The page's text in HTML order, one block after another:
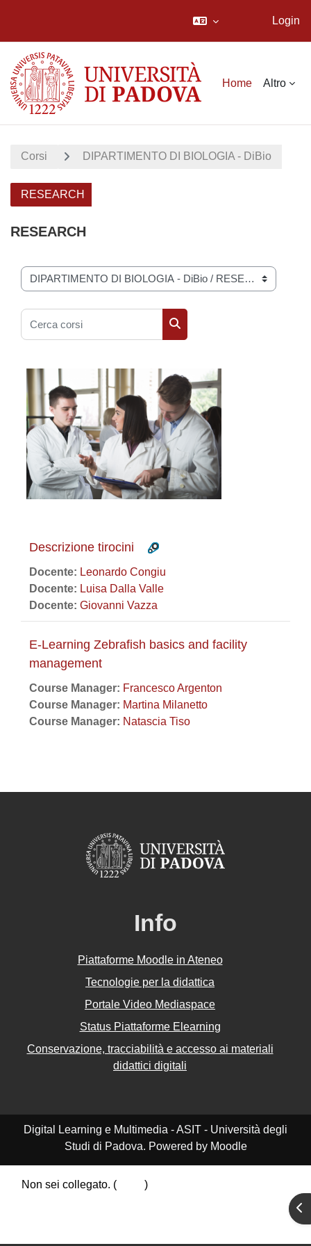
Login
Home Altro
Corsi DIPARTIMENTO DI BIOLOGIA - DiBio
RESEARCH
RESEARCH
Categorie di corso
Cerca corsi
Cerca corsi
Descrizione tirocini
Docente: Leonardo Congiu
Docente: Luisa Dalla Valle
Docente: Giovanni Vazza
E-Learning Zebrafish basics and facility
management
Course Manager: Francesco Argenton
Course Manager: Martina Milanetto
Course Manager: Natascia Tiso
Info
Piattaforme Moodle in Ateneo
Tecnologie per la didattica
Portale Video Mediaspace
Status Piattaforme Elearning
Conservazione, tracciabilità e accesso ai materiali
didattici digitali
Digital Learning e Multimedia - ASIT - Università degli
Studi di Padova. Powered by Moodle
Non sei collegato. (
)